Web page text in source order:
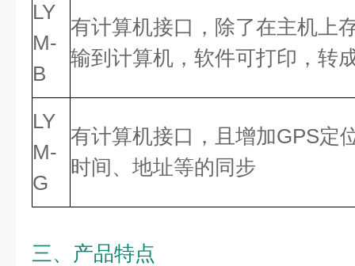
LY
M-
B
有计算机接口，除了在主机上
输到计算机，软件可打印，转
LY
M-
G
有计算机接口，且增加GPS定
时间、地址等的同步
三、产品特点